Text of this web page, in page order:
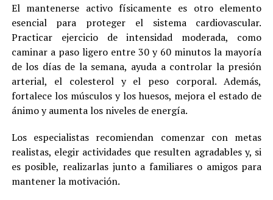
El mantenerse activo físicamente es otro elemento
esencial para proteger el sistema cardiovascular.
Practicar ejercicio de intensidad moderada, como
caminar a paso ligero entre 30 y 60 minutos la mayoría
de los días de la semana, ayuda a controlar la presión
arterial, el colesterol y el peso corporal. Además,
fortalece los músculos y los huesos, mejora el estado de
ánimo y aumenta los niveles de energía.
Los especialistas recomiendan comenzar con metas
realistas, elegir actividades que resulten agradables y, si
es posible, realizarlas junto a familiares o amigos para
mantener la motivación.